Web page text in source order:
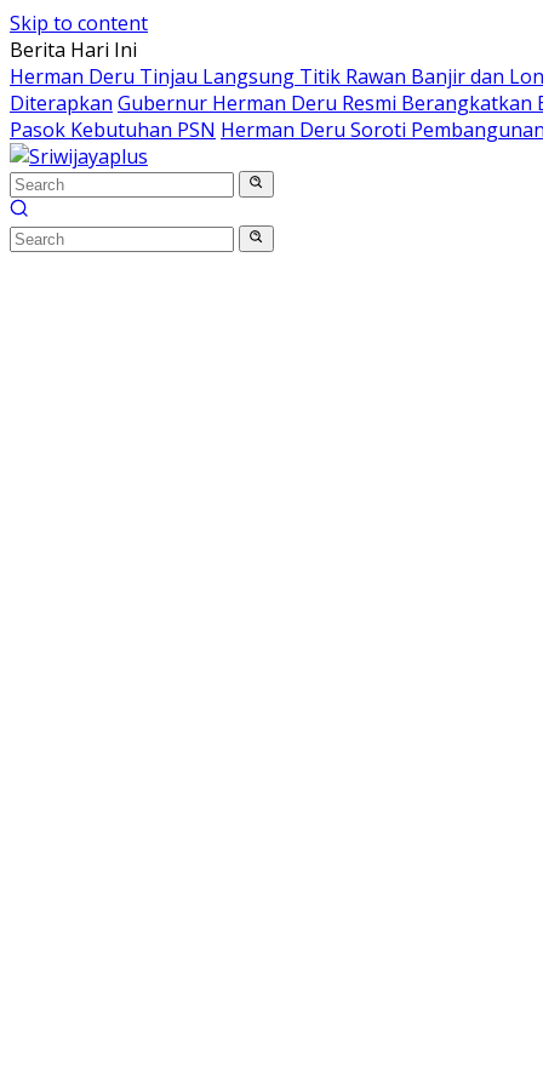
Skip to content
Berita Hari Ini
Herman Deru Tinjau Langsung Titik Rawan Banjir dan
Diterapkan Gubernur Herman Deru Resmi Berangkatkan
Pasok Kebutuhan PSN Herman Deru Soroti